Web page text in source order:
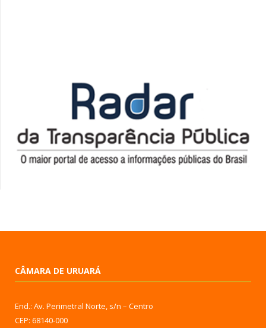
CÂMARA DE URUARÁ
End.: Av. Perimetral Norte, s/n – Centro
CEP: 68140-000